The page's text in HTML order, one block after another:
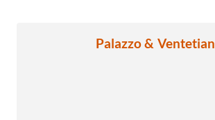
Palazzo & Ventetian